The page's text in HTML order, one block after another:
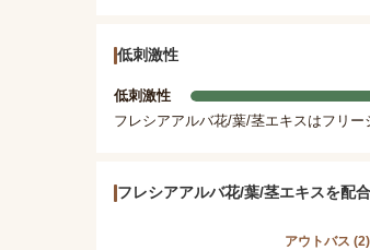
低刺激性
低刺激性
フレシアアルバ花/葉/茎エキスはフリ
フレシアアルバ花/葉/茎エキスを配
アウトバス (2)